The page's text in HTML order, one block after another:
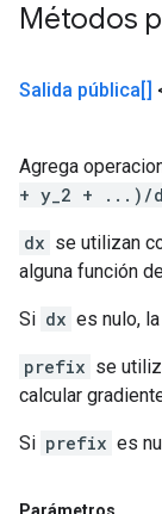
Métodos
Salida pública[]
Agrega
+ y_2 + ...)/
dx se utilizan
alguna función
Si dx es nulo,
prefix se
calcular
Si prefix es